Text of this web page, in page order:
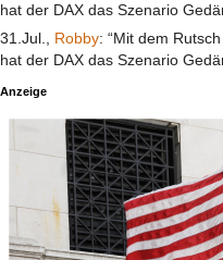
hat der DAX das Szenario
31.Jul., Robby: “Mit dem
hat der DAX das Szenario
Anzeige